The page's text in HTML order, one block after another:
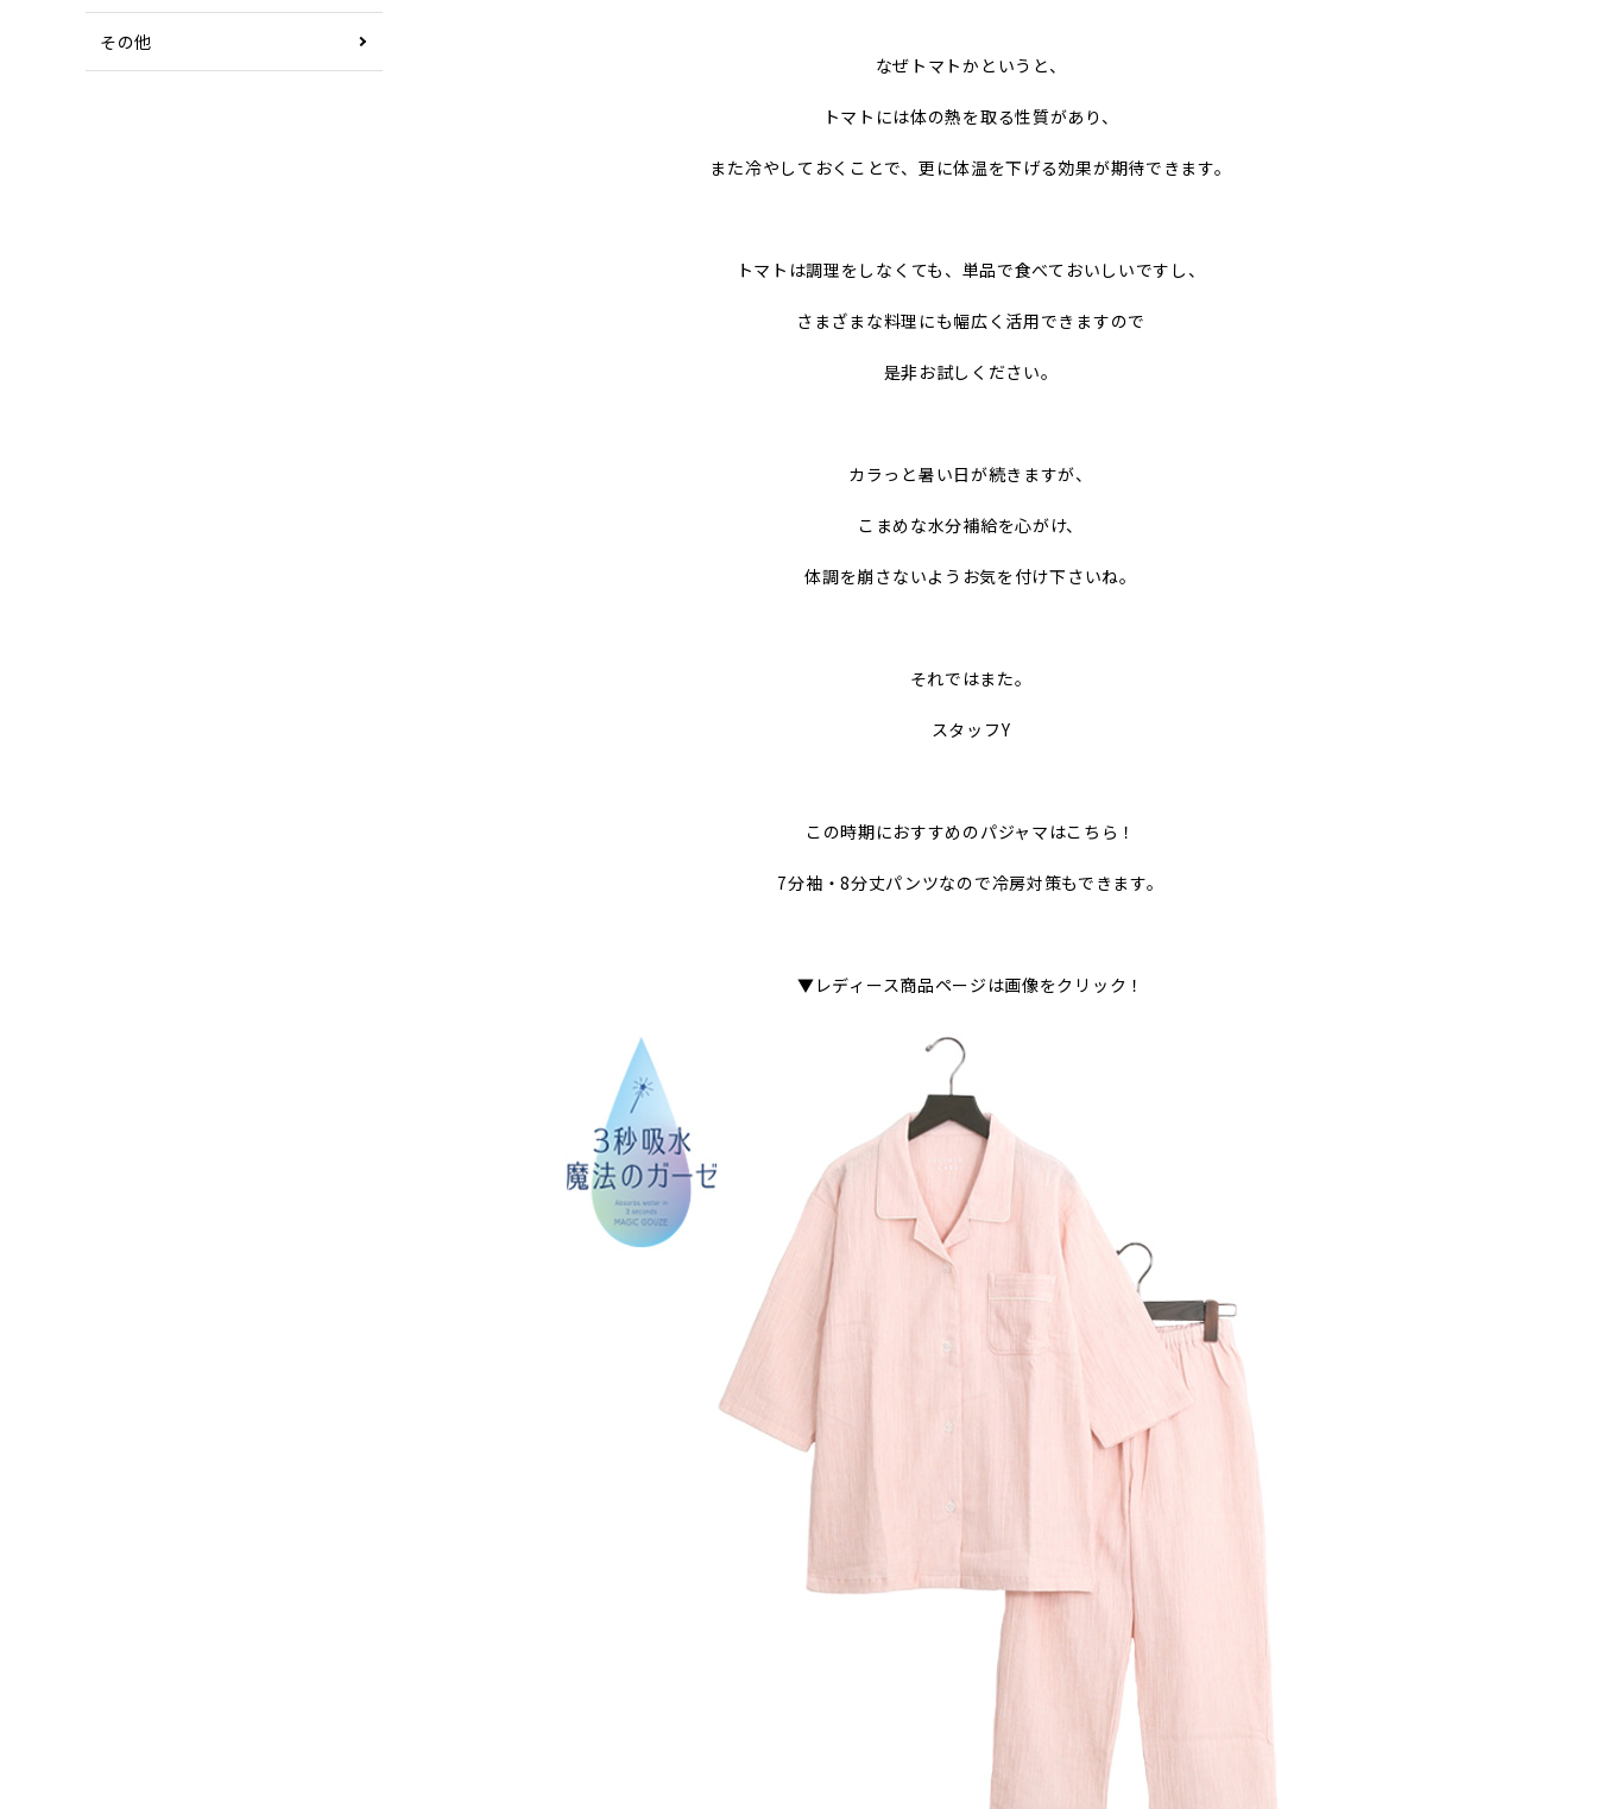
なぜトマトかというと、
トマトには体の熱を取る性質があり、
また冷やしておくことで、更に体温を下げる効果が期待できます。
トマトは調理をしなくても、単品で食べておいしいですし、
さまざまな料理にも幅広く活用できますので
是非お試しください。
カラっと暑い日が続きますが、
こまめな水分補給を心がけ、
体調を崩さないようお気を付け下さいね。
それではまた。
スタッフY
この時期におすすめのパジャマはこちら！
7分袖・8分丈パンツなので冷房対策もできます。
▼レディース商品ページは画像をクリック！
その他